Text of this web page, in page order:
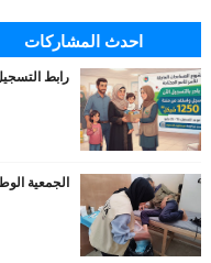
احدث المشاركات
رابط التسجيل
الجمعية